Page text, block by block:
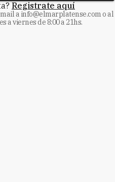
Registrate aquí
a info@elmarplatense.como al
a viernes de 8:00 a 21hs.